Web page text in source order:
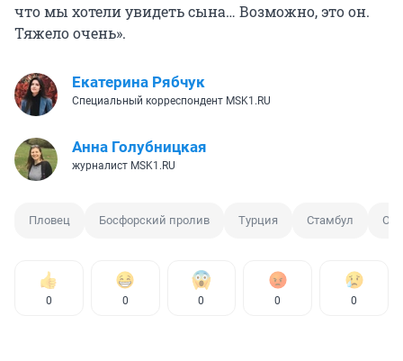
что мы хотели увидеть сына… Возможно, это он.
Тяжело очень».
Екатерина Рябчук
Специальный корреспондент MSK1.RU
Анна Голубницкая
журналист MSK1.RU
Пловец Босфорский пролив Турция Стамбул
0 0 0 0 0